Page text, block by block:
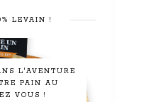
LEVAIN !
L'AVENTURE
PAIN AU
VOUS !